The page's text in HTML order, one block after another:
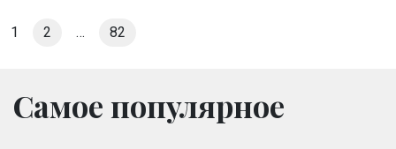
1 2 … 82
Самое популярное